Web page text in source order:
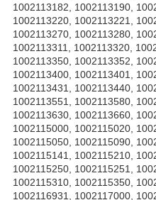
1002113182, 1002113190,
1002113220, 1002113221,
1002113270, 1002113280,
1002113311, 1002113320,
1002113350, 1002113352,
1002113400, 1002113401,
1002113431, 1002113440,
1002113551, 1002113580,
1002113630, 1002113660,
1002115000, 1002115020,
1002115050, 1002115090,
1002115141, 1002115210,
1002115250, 1002115251,
1002115310, 1002115350,
1002116931, 1002117000,